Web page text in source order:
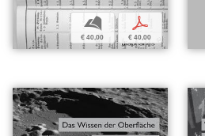
b
€ 40,00
p
€ 40,00